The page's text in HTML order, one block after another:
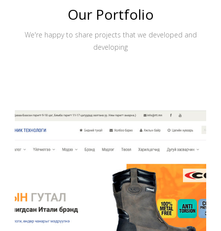
Our Portfolio
We're happy to share projects that we developed and
developing